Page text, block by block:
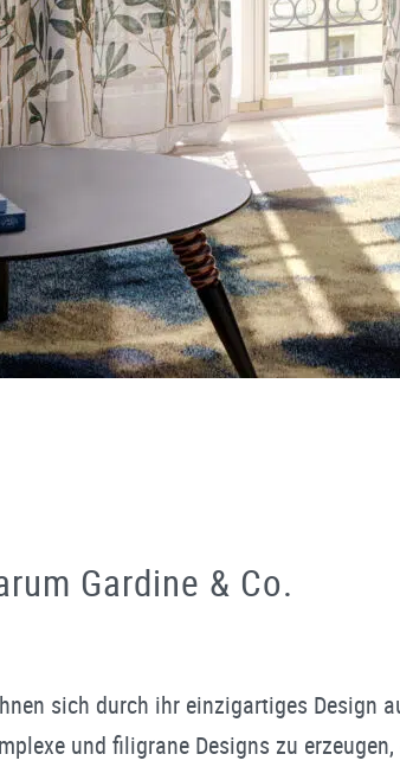
Gardine & Co.
sich durch ihr einzigartiges Design
und filigrane Designs zu